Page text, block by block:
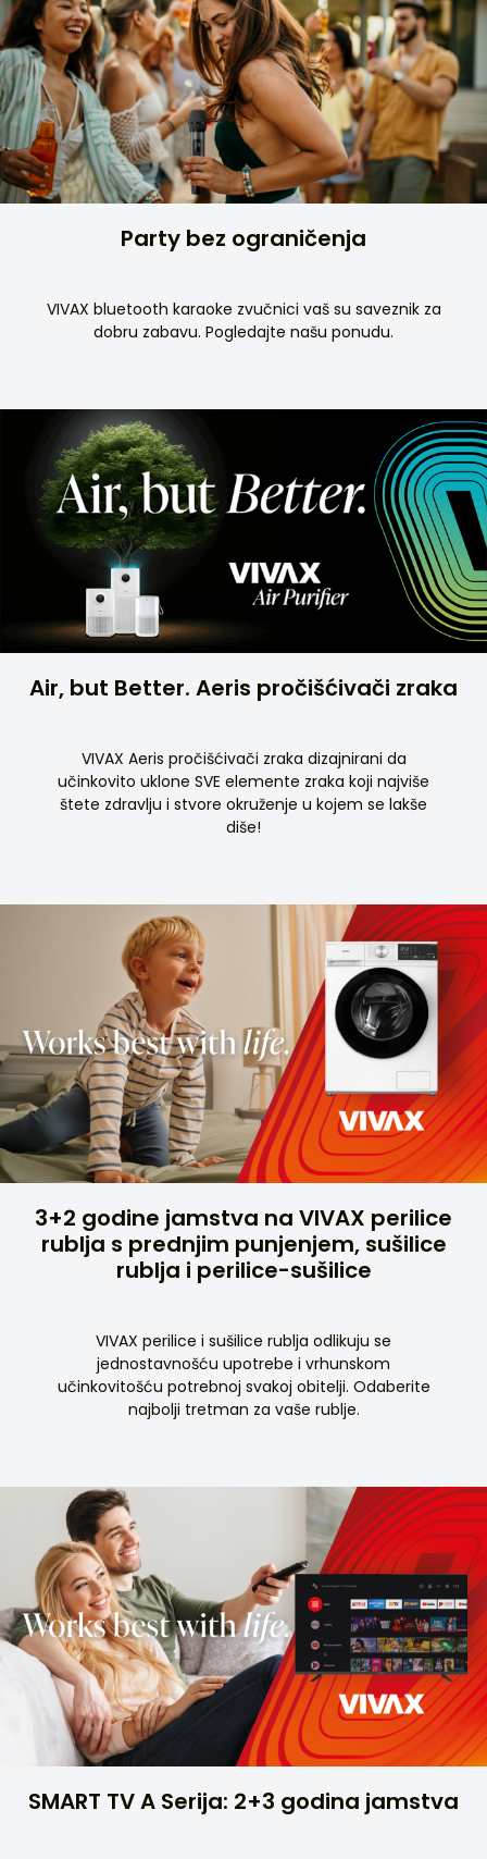
Party bez ograničenja
VIVAX bluetooth karaoke zvučnici vaš su saveznik za
dobru zabavu. Pogledajte našu ponudu.
Air, but Better. Aeris pročišćivači zraka
VIVAX Aeris pročišćivači zraka dizajnirani da
učinkovito uklone SVE elemente zraka koji najviše
štete zdravlju i stvore okruženje u kojem se lakše
diše!
3+2 godine jamstva na VIVAX perilice
rublja s prednjim punjenjem, sušilice
rublja i perilice-sušilice
VIVAX perilice i sušilice rublja odlikuju se
jednostavnošću upotrebe i vrhunskom
učinkovitošću potrebnoj svakoj obitelji. Odaberite
najbolji tretman za vaše rublje.
SMART TV A Serija: 2+3 godina jamstva